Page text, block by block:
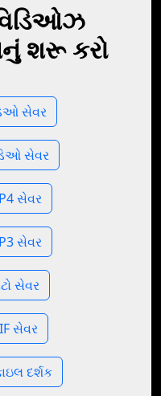
શરૂ કરો
સેવર
સેવર
સેવર
સેવર
સેવર
સેવર
દર્શક